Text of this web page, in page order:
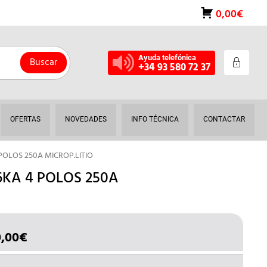
0,00€
Buscar Ayuda telefónica
+34 93 580 72 37
OFERTAS NOVEDADES INFO TÉCNICA CONTACTAR
250A MICROP.LITIO
4 POLOS 250A
€EL
PRECIO